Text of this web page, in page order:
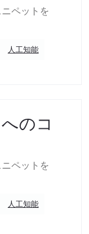
ペットを
人工知能
のコ
ペットを
人工知能